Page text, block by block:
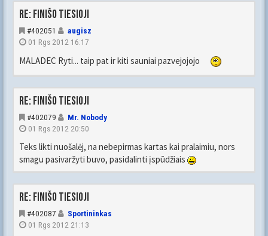
Re: FINIŠO TIESIOJI
#402051
augisz
01 Rgs 2012 16:17
MALADEC Ryti... taip pat ir kiti sauniai pazvejojojo
Re: FINIŠO TIESIOJI
#402079
Mr. Nobody
01 Rgs 2012 20:50
Teks likti nuošalėj, na nebepirmas kartas kai pralaimiu, nors
smagu pasivaržyti buvo, pasidalinti įspūdžiais
Re: FINIŠO TIESIOJI
#402087
Sportininkas
01 Rgs 2012 21:13